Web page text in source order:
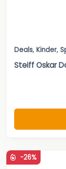
Deals, Kinder,
Steiff Oskar
-26%